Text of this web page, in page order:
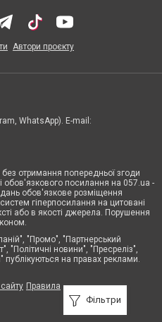
Фільтри
Автори проєкту
WhatsApp). E-mail:
отримання попередньої згоди
обов'язкового посилання на 057.ua -
обов'язкове розміщення
гіперпосилання на цитовані
або в якості джерела. Порушення
"Промо", "Партнерський
"Політичні новини", "Пресреліз",
публікуються на правах реклами.
Правила